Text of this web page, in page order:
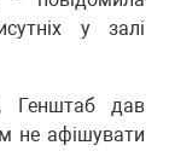
у залі
Генштаб дав
не афішувати